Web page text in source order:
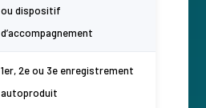
ou dispositif
d’accompagnement
1er, 2e ou 3e enregistrement
autoproduit